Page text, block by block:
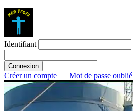
Identifiant
Créer un compte Mot de passe oublié